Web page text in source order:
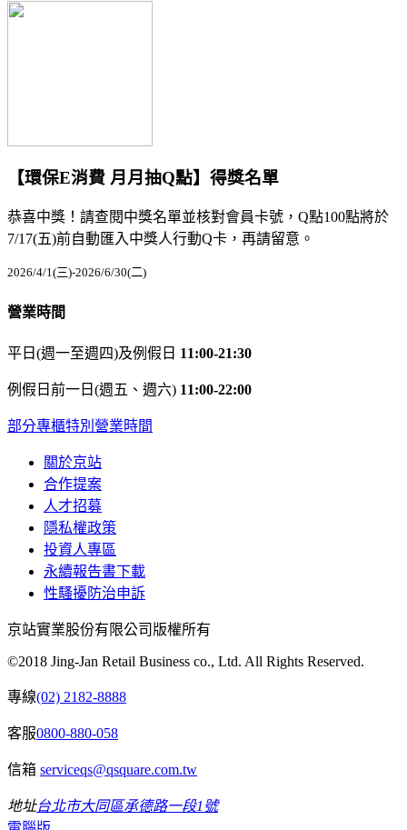
【環保E消費 月月抽Q點】得獎名單
恭喜中獎！請查閱中獎名單並核對會員卡號，Q點100點將於
7/17(五)前自動匯入中獎人行動Q卡，再請留意。
2026/4/1(三)-2026/6/30(二)
營業時間
平日(週一至週四)及例假日 11:00-21:30
例假日前一日(週五、週六) 11:00-22:00
部分專櫃特別營業時間
關於京站
合作提案
人才招募
隱私權政策
投資人專區
永續報告書下載
性騷擾防治申訴
京站實業股份有限公司版權所有
©2018 Jing-Jan Retail Business co., Ltd. All Rights Reserved.
專線(02) 2182-8888
客服0800-880-058
信箱 serviceqs@qsquare.com.tw
地址台北市大同區承德路一段1號